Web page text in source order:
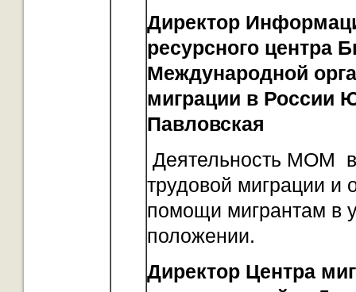
Директор
ресурсного центра
Международной
миграции в России
Павловская
Деятельность МОМ в
трудовой миграции и
помощи мигрантам в
положении.
Директор Центра